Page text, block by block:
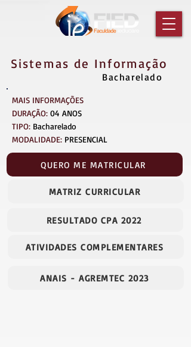
Sistemas de Informação
Bacharelado
MAIS INFORMAÇÕES
DURAÇÃO: 04 ANOS
TIPO: Bacharelado
MODALIDADE: PRESENCIAL
QUERO ME MATRICULAR
MATRIZ CURRICULAR
RESULTADO CPA 2022
ATIVIDADES COMPLEMENTARES
ANAIS - AGREMTEC 2023